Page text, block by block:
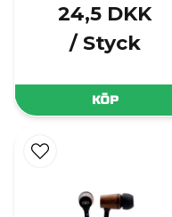
24,5 DKK
/ Styck
KÖP